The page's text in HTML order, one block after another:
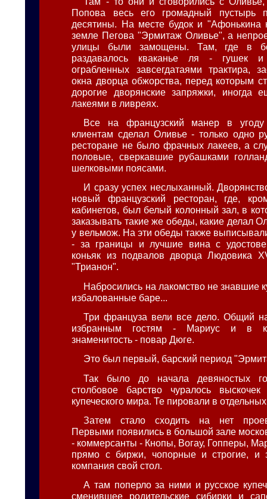
Попова весь его громадный пустырь
десятины. На месте будок и "Афонькина
земле Пегова "Эрмитаж Оливье", а
улицы были замощены. Там, где в
раздавалось кваканье ля - гушек и
ограбленных завсегдатаями трактира,
окна дворца обжорства, перед которым
дорогие дворянские запряжки, иногда
лакеями в ливреях.
Все на французский манер в угоду
клиентам сделал Оливье - только одно
ресторане не было фрачных лакеев, а
половые, сверкавшие рубашками
шелковыми поясами.
И сразу успех неслыханный.
новый французский ресторан, где,
кабинетов, был белый колонный зал, в
заказывать такие же обеды, какие делал
у вельмож. На эти обеды также
- за границы и лучшие вина с
коньяк из подвалов дворца Людовика
"Трианон".
Набросились на лакомство не знавшие
избалованные баре...
Три француза вели все дело. Общий
избранным гостям - Мариус и в
знаменитость - повар Дюге.
Это был первый, барский период
Так было до начала девяностых
столбовое барство чуралось
купеческого мира. Те пировали в
Затем стало сходить на нет
Первыми появились в большой зале
- коммерсанты - Кнопы, Вогау, Гопперы,
прямо с биржи, чопорные и строгие, и
компания свой стол.
А там поперло за ними и русское
сменившее родительские сибирки и